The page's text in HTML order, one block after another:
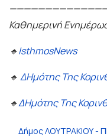
Καθημερινή
🔹IsthmosNews
🔹 ΔΗμότης Της
🔹ΔΗμότης Της
Δήμος ΛΟΥΤΡΑΚΙΟΥ -